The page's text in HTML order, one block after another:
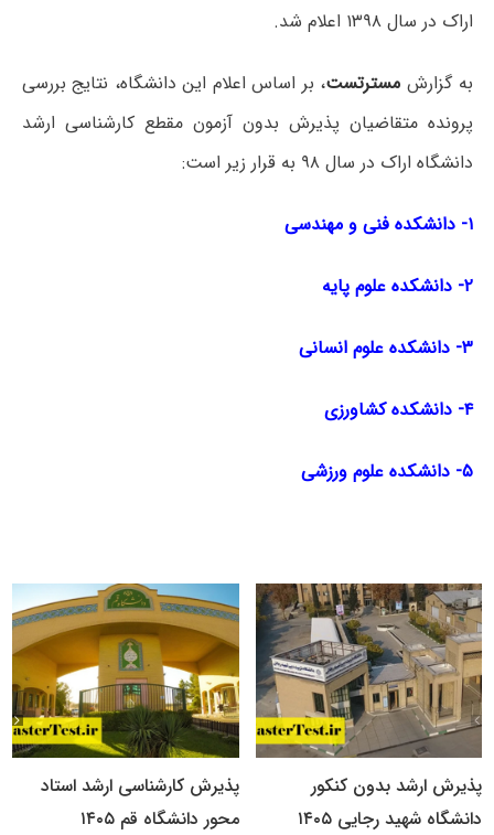
اراک در سال ۱۳۹۸ اعلام شد.
به گزارش مسترتست، بر اساس اعلام این دانشگاه، نتایج بررسی
پرونده متقاضیان پذیرش بدون آزمون مقطع کارشناسی ارشد
دانشگاه اراک در سال ۹۸ به قرار زیر است:
۱- دانشکده فنی و مهندسی
۲- دانشکده علوم پایه
۳- دانشکده علوم انسانی
۴- دانشکده کشاورزی
۵- دانشکده علوم ورزشی
پذیرش ارشد بدون کنکور
دانشگاه شهید رجایی ۱۴۰۵
پذیرش کارشناسی ارشد استاد
محور دانشگاه قم ۱۴۰۵